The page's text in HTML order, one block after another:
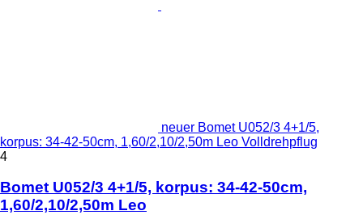
neuer Bomet U052/3 4+1/5,
korpus: 34-42-50cm, 1,60/2,10/2,50m Leo Volldrehpflug
4
Bomet U052/3 4+1/5, korpus: 34-42-50cm,
1,60/2,10/2,50m Leo